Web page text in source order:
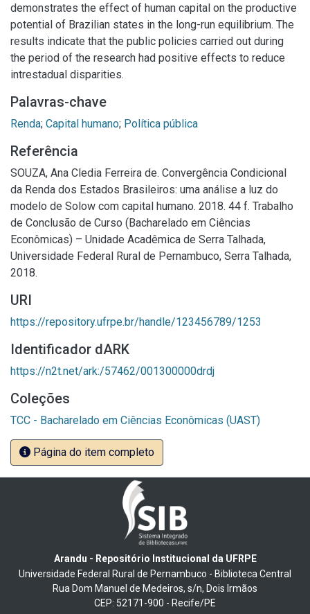
demonstrates the effect of human capital on the productive
potential of Brazilian states in the long-run equilibrium. The
results indicate that the public policies carried out during
the period of the research had positive effects to reduce
intrestadual disparities.
Palavras-chave
Renda; Capital humano; Política pública
Referência
SOUZA, Ana Cledia Ferreira de. Convergência Condicional
da Renda dos Estados Brasileiros: uma análise a luz do
modelo de Solow com capital humano. 2018. 44 f. Trabalho
de Conclusão de Curso (Bacharelado em Ciências
Econômicas) – Unidade Acadêmica de Serra Talhada,
Universidade Federal Rural de Pernambuco, Serra Talhada,
2018.
URI
https://repository.ufrpe.br/handle/123456789/1253
Identificador dARK
https://n2t.net/ark:/57462/001300000drdj
Coleções
TCC - Bacharelado em Ciências Econômicas (UAST)
Página do item completo
Arandu - Repositório Institucional da UFRPE
Universidade Federal Rural de Pernambuco - Biblioteca Central
Rua Dom Manuel de Medeiros, s/n, Dois Irmãos
CEP: 52171-900 - Recife/PE